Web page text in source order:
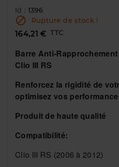
Id : 1396
 Rupture de stock !
164,21 € TTC
Barre Anti-
Clio III RS
Renforcez la rigidité de
optimisez vos
Produit de haute qualité
Compatibilité:
Clio III RS (2006 à 2012)